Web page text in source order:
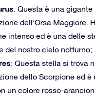
: Questa è una gigante
dell’Orsa Maggiore.
intenso ed è una delle
del nostro cielo notturno;
: Questa stella si trova
dello Scorpione ed è
un colore rosso-